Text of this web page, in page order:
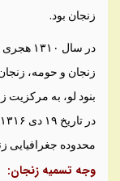
زنجان بود.
در سال
زنجان و حومه،
بنود لو، به
محدوده جغرافیایی
وجه تسميه زنجان: